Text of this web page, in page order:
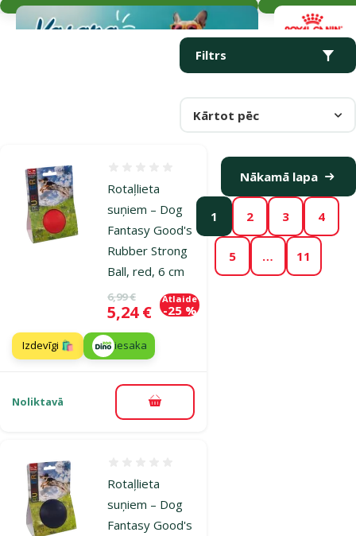
Filtrs
Kārtot pēc
Produkti kategorijā Gumijas rotaļlietas suņiem
Rotaļlieta
suņiem – Dog
Fantasy Good's
Rubber Strong
Ball, red, 6 cm
Oriģinālā cena
6,99 €
Cena
5,24 €
Atlaide
-25 %
Izdevīgi 🛍️ iesaka
Noliktavā Pievienot grozam
Rotaļlieta
suņiem – Dog
Fantasy Good's
1 2 3 4
5 … 11
Nākamā lapa